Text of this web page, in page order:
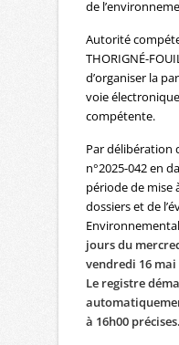
de
Autorité
THORIGNÉ-
d’organiser la
voie
compétente.
Par délibération
n°2025-042 en
période de mise
dossiers et de
jours du
vendredi 16 mai
Le registre
à 16h00 précises.